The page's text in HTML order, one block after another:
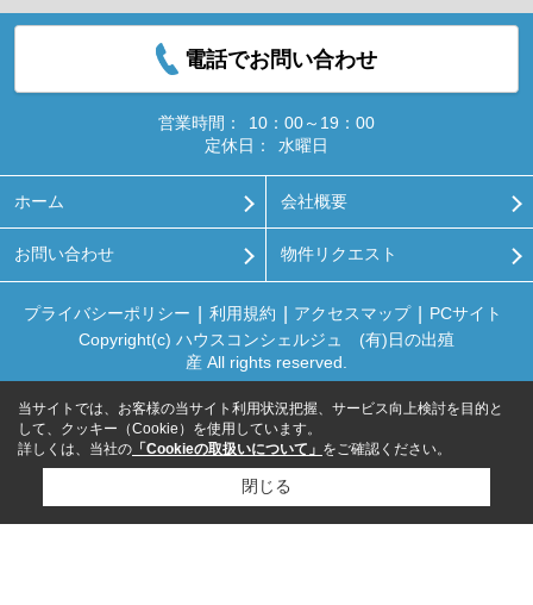
電話でお問い合わせ
営業時間：
10：00～19：00
定休日：
水曜日
ホーム 会社概要
お問い合わせ 物件リクエスト
プライバシーポリシー 利用規約 アクセスマップ
PCサイト
Copyright(c) ハウスコンシェルジュ (有)日の出殖
産 All rights reserved.
当サイトでは、お客様の当サイト利用状況把握、サービス向上検討を目的と
して、クッキー（Cookie）を使用しています。
詳しくは、当社の 「Cookieの取扱いについて」 をご確認ください。
閉じる